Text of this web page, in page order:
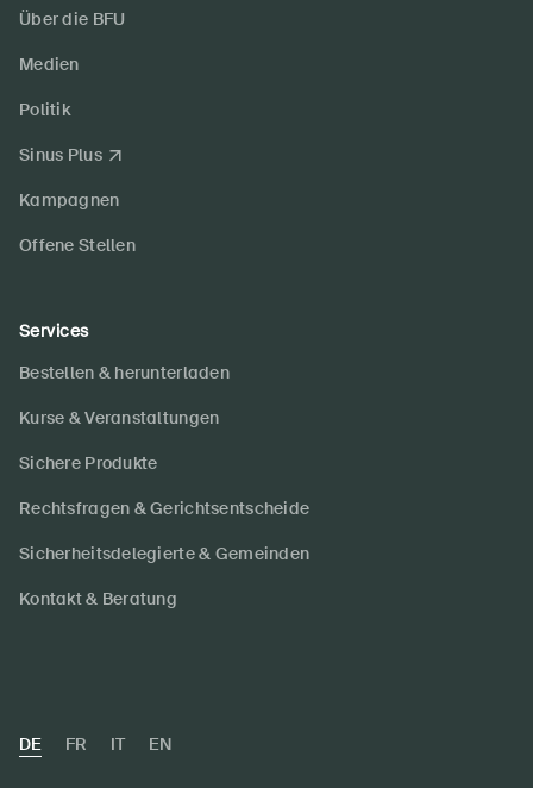
Über die BFU
Medien
Politik
Sinus Plus
Kampagnen
Offene Stellen
Services
Bestellen & herunterladen
Kurse & Veranstaltungen
Sichere Produkte
Rechtsfragen & Gerichtsentscheide
Sicherheitsdelegierte & Gemeinden
Kontakt & Beratung
DE FR IT EN